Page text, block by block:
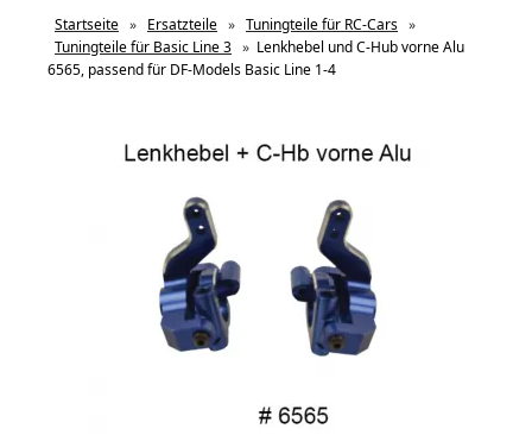
Startseite » Ersatzteile » Tuningteile für RC-Cars »
Tuningteile für Basic Line 3 » Lenkhebel und C-Hub vorne Alu
6565, passend für DF-Models Basic Line 1-4